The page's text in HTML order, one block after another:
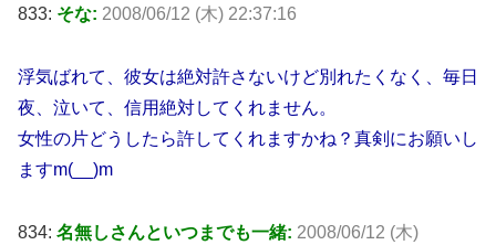
833: そな: 2008/06/12 (木) 22:37:16
浮気ばれて、彼女は絶対許さないけど別れたくなく、毎日
夜、泣いて、信用絶対してくれません。
女性の片どうしたら許してくれますかね？真剣にお願いし
ますm(__)m
834: 名無しさんといつまでも一緒: 2008/06/12 (木)